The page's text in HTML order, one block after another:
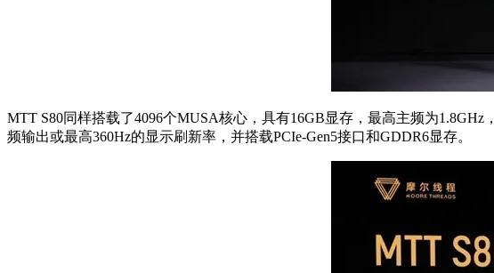
MTT S80同样搭载了4096个MUSA核心，具有16GB显存，最高主频为
频输出或最高360Hz的显示刷新率，并搭载PCIe-Gen5接口和GDDR6显存。